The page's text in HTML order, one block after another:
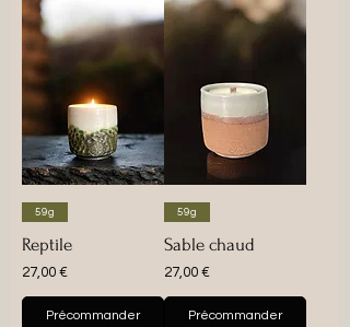
59g
Reptile
Prix
27,00 €
Précommander
59g
Sable chaud
Prix
27,00 €
Précommander